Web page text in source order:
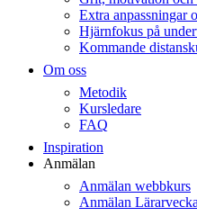
Extra anpassningar
Hjärnfokus på
Kommande
Om oss
Metodik
Kursledare
FAQ
Inspiration
Anmälan
Anmälan webbkurs
Anmälan